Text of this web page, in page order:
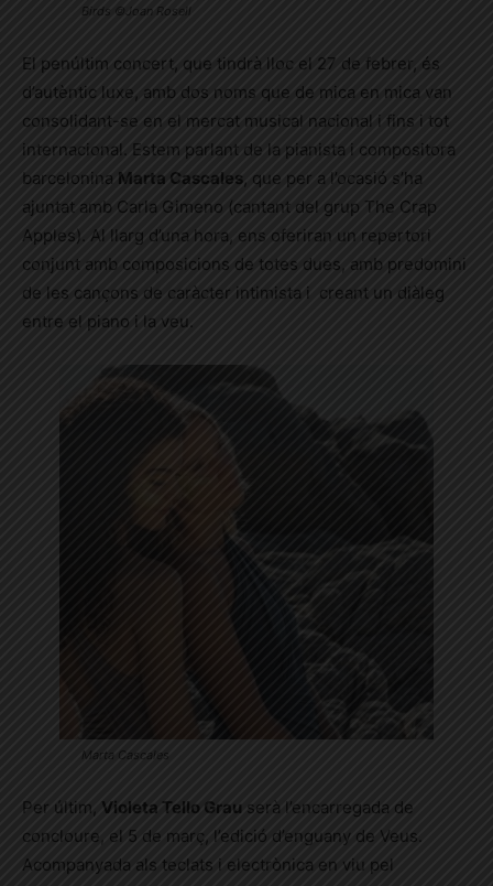
Birds ©Joan Rosell
El penúltim concert, que tindrà lloc el 27 de febrer, és
d’autèntic luxe, amb dos noms que de mica en mica van
consolidant-se en el mercat musical nacional i fins i tot
internacional. Estem parlant de la pianista i compositora
barcelonina Marta Cascales , que per a l’ocasió s’ha
ajuntat amb Carla Gimeno (cantant del grup The Crap
Apples). Al llarg d’una hora, ens oferiran un repertori
conjunt amb composicions de totes dues, amb predomini
de les cançons de caràcter intimista i creant un diàleg
entre el piano i la veu.
Marta Cascales
Per últim, Violeta Tello Grau serà l’encarregada de
concloure, el 5 de març, l’edició d’enguany de Veus.
Acompanyada als teclats i electrònica en viu pel